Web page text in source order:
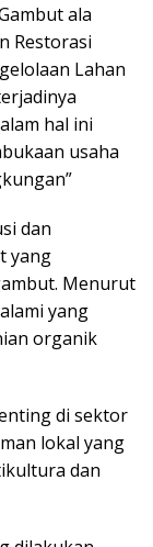
ala
Restorasi
Lahan
hal ini
usaha
dan
yang
Menurut
yang
organik
di sektor
lokal yang
dan